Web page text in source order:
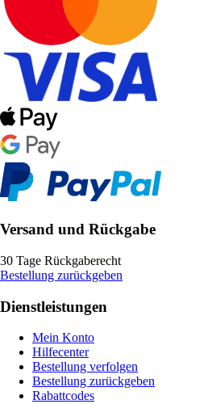
Versand und Rückgabe
30 Tage Rückgaberecht
Bestellung zurückgeben
Dienstleistungen
Mein Konto
Hilfecenter
Bestellung verfolgen
Bestellung zurückgeben
Rabattcodes